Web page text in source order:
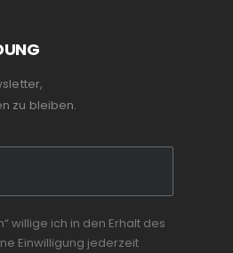
zu bleiben.
willige ich in den Erhalt des
Einwilligung jederzeit